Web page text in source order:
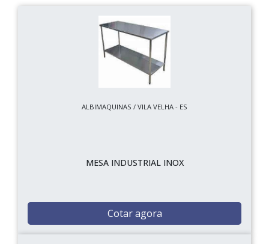
ALBIMAQUINAS / VILA VELHA - ES
MESA INDUSTRIAL INOX
Cotar agora